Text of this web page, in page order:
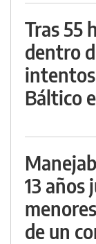
Tras 55
dentro
Báltico
13 años
de un